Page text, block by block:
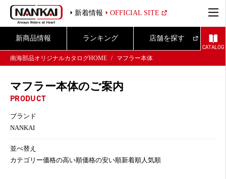
新着情報 OFFICIAL SITE
新商品情報 ランキング 店舗を探す
CATALOG
南海部品オリジナルカタログHOME
マフラー本体
マフラー本体のご案内
PRODUCT
ブランド
NANKAI
並べ替え
カテゴリー価格の高い順価格の安い順新着順人気順